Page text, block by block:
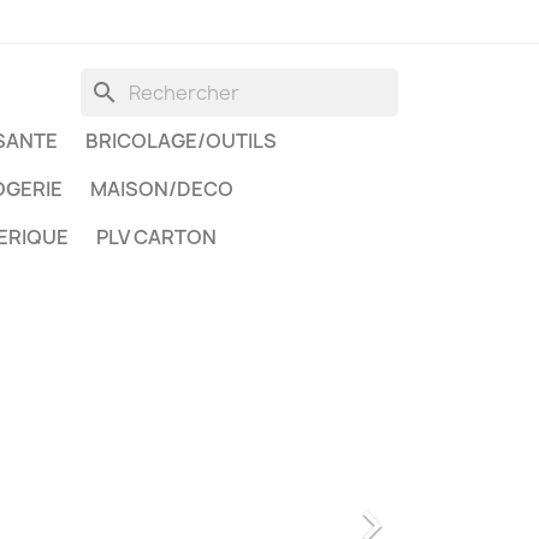
search
BRICOLAGE/OUTILS
MAISON/DECO
PLV CARTON
